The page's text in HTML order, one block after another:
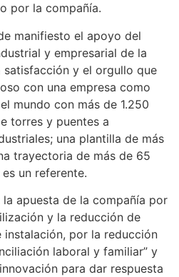
por la compañía.
manifiesto el apoyo del
y empresarial de la
y el orgullo que
con una empresa como
mundo con más de 1.250
torres y puentes a
una plantilla de más
trayectoria de más de 65
un referente.
apuesta de la compañía por
y la reducción de
por la reducción
laboral y familiar” y
para dar respuesta